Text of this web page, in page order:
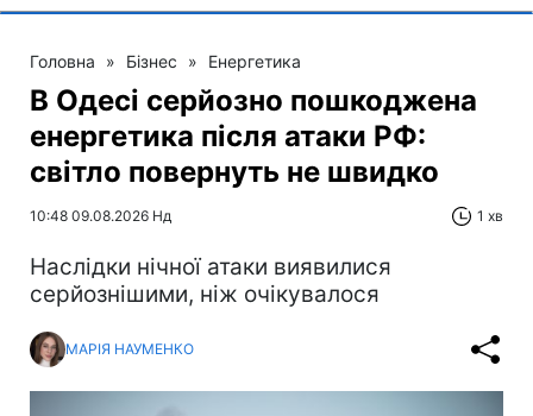
Головна » Бізнес » Енергетика
В Одесі серйозно пошкоджена
енергетика після атаки РФ:
світло повернуть не швидко
10:48 09.08.2026 Нд 1 хв
Наслідки нічної атаки виявилися
серйознішими, ніж очікувалося
МАРІЯ НАУМЕНКО